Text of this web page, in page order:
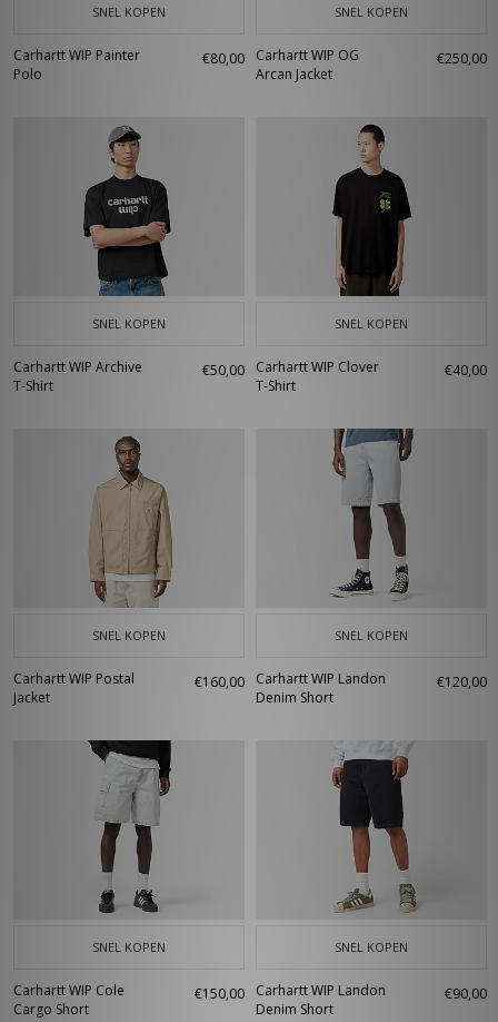
SNEL KOPEN
Carhartt WIP Painter
Polo
€80,00
SNEL KOPEN
Carhartt WIP OG
Arcan Jacket
€250,00
SNEL KOPEN
Carhartt WIP Archive
T-Shirt
€50,00
SNEL KOPEN
Carhartt WIP Clover
T-Shirt
€40,00
SNEL KOPEN
Carhartt WIP Postal
Jacket
€160,00
SNEL KOPEN
Carhartt WIP Landon
Denim Short
€120,00
SNEL KOPEN
Carhartt WIP Cole
Cargo Short
€150,00
SNEL KOPEN
Carhartt WIP Landon
Denim Short
€90,00